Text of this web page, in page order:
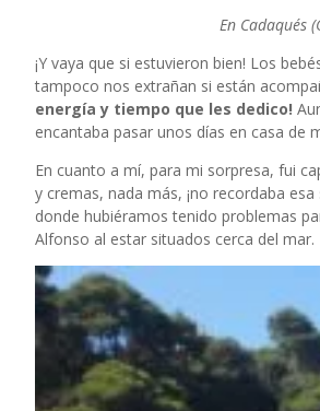
En Cadaqués
¡Y vaya que si estuvieron bien! Los
tampoco nos extrañan si están
energía y tiempo que les dedico!
encantaba pasar unos días en casa de
En cuanto a mí, para mi sorpresa, fui
y cremas, nada más, ¡no recordaba
donde hubiéramos tenido problemas
Alfonso al estar situados cerca del mar.